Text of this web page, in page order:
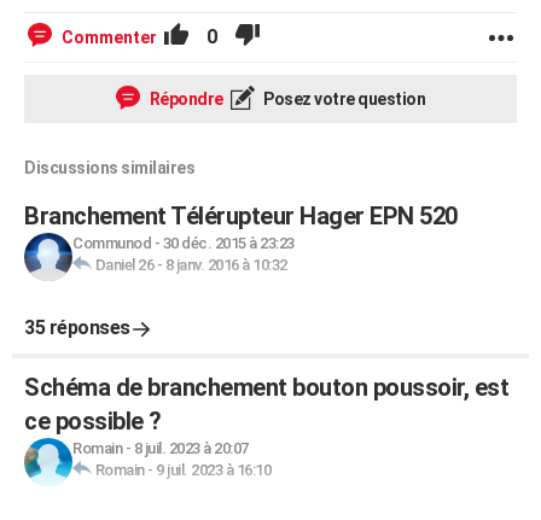
Commenter 0
Répondre Posez votre question
Discussions similaires
Branchement Télérupteur Hager EPN 520
Communod - 30 déc. 2015 à 23:23
Daniel 26- 8 janv. 2016 à 10:32
35 réponses
Schéma de branchement bouton poussoir, est
ce possible ?
Romain- 8 juil. 2023 à 20:07
Romain- 9 juil. 2023 à 16:10